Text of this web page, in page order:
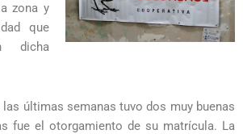
zona y
que
dicha
últimas semanas tuvo dos muy buenas
fue el otorgamiento de su matrícula. La